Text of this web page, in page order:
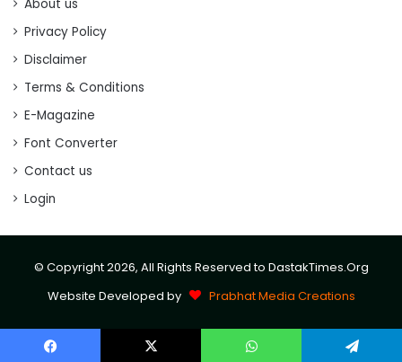
About us
Privacy Policy
Disclaimer
Terms & Conditions
E-Magazine
Font Converter
Contact us
Login
© Copyright 2026, All Rights Reserved to DastakTimes.Org
Website Developed by
Prabhat Media Creations